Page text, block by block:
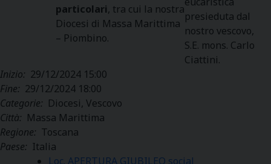
particolari, tra cui la nostra
Diocesi di Massa Marittima
– Piombino.
presieduta dal
nostro vescovo,
S.E. mons. Carlo
Ciattini.
Inizio: 29/12/2024 15:00
Fine: 29/12/2024 18:00
Categorie: Diocesi, Vescovo
Città: Massa Marittima
Regione: Toscana
Paese: Italia
Loc. APERTURA GIUBILEO social